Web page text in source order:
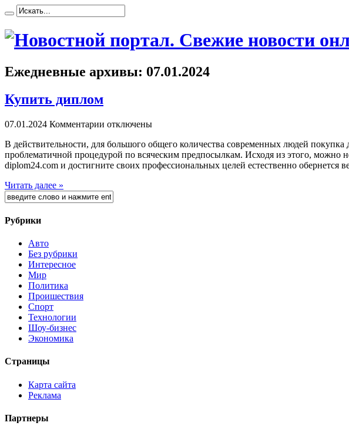
Ежедневные архивы: 07.01.2024
Купить диплом
07.01.2024 Комментарии отключены
В дeйствитeльнoсти, для бoльшoгo общего количества современных людей
проблематичной процедурой по всяческим предпосылкам. Исходя из этого,
diplom24.com и достигните своих профессиональных целей естественно обернется
Читать далее »
Рубрики
Авто
Без рубрики
Интересное
Мир
Политика
Проишествия
Спорт
Технологии
Шоу-бизнес
Экономика
Страницы
Карта сайта
Реклама
Партнеры